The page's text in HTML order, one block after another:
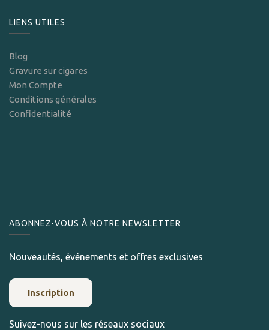
LIENS UTILES
Blog
Gravure sur cigares
Mon Compte
Conditions générales
Confidentialité
ABONNEZ-VOUS À NOTRE NEWSLETTER
Nouveautés, événements et offres exclusives
Inscription
Suivez-nous sur les réseaux sociaux